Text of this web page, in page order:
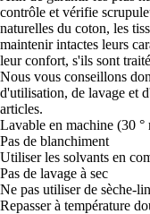
contrôle et vérifie
naturelles du coton, les
maintenir intactes leurs
leur confort, s'ils sont
Nous vous conseillons
d'utilisation, de lavage et
articles.
Lavable en machine (30 °
Pas de blanchiment
Utiliser les solvants en
Pas de lavage à sec
Ne pas utiliser de sèche-
Repasser à température